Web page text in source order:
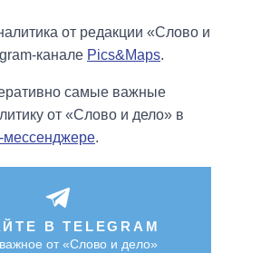
от редакции «Слово и
канале Pics&Maps.
самые важные
от «Слово и дело» в
мессенджере.
В TELEGRAM
от «Слово и дело»